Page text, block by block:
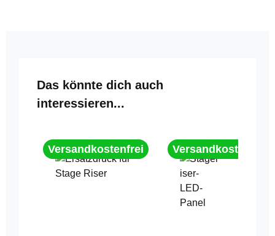
Produktgalerie überspringen
Das könnte dich auch
interessieren...
Versandkostenfrei Versandkostenfrei